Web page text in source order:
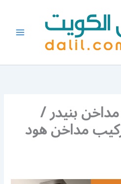
بنيدر /
/ تركيب مداخن هود